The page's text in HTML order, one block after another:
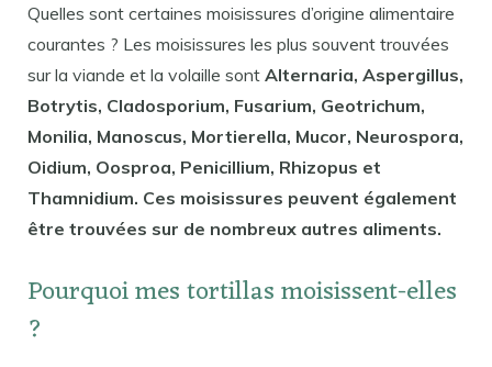
Quelles sont certaines moisissures d’origine alimentaire
courantes ? Les moisissures les plus souvent trouvées
sur la viande et la volaille sont Alternaria, Aspergillus,
Botrytis, Cladosporium, Fusarium, Geotrichum,
Monilia, Manoscus, Mortierella, Mucor, Neurospora,
Oidium, Oosproa, Penicillium, Rhizopus et
Thamnidium. Ces moisissures peuvent également
être trouvées sur de nombreux autres aliments.
Pourquoi mes tortillas moisissent-elles
?